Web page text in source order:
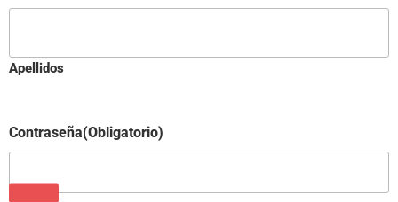
Apellidos
Contraseña(Obligatorio)